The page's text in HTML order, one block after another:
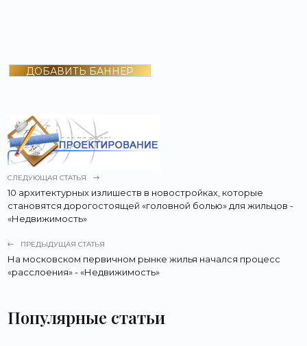
ДОБАВИТЬ БАННЕР
СЛЕДУЮЩАЯ СТАТЬЯ
10 архитектурных излишеств в новостройках, которые
становятся дорогостоящей «головной болью» для жильцов -
«Недвижимость»
ПРЕДЫДУЩАЯ СТАТЬЯ
На московском первичном рынке жилья начался процесс
«расслоения» - «Недвижимость»
Популярные статьи